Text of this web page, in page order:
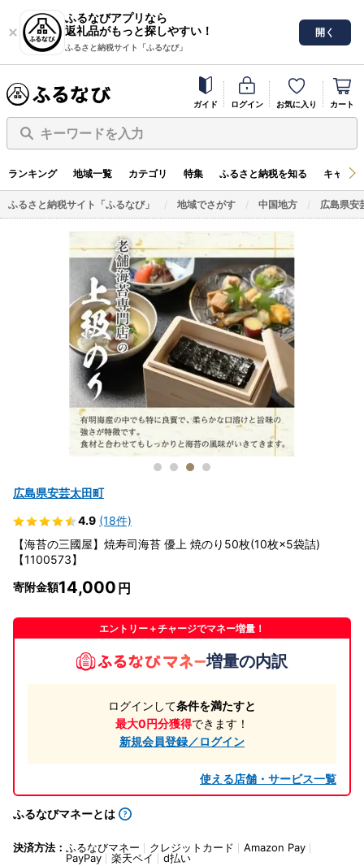
ふるなびアプリなら
返礼品がもっと探しやすい！
ふるさと納税サイト「ふるなび」
開く
ガイド ログイン お気に入り カート
キーワードを入力
ランキング 地域一覧 カテゴリ 特集 ふるさと納税を知る キャン
ふるさと納税サイト「ふるなび」 地域でさがす 中国地方 広島県安
広島県安芸太田町
4.9 (18件)
【海苔の三國屋】焼寿司海苔 優上 焼のり50枚(10枚×5袋詰)
【1100573】
寄附金額14,000
エントリー＋チャージでマネー増量！
増量の内訳
ログインして条件を満たすと
最大0円分獲得できます！
新規会員登録／ログイン
使える店舗・サービス一覧
ふるなびマネーとは
決済方法： ふるなびマネー クレジットカード
Amazon Pay
PayPay
楽天ペイ d払い